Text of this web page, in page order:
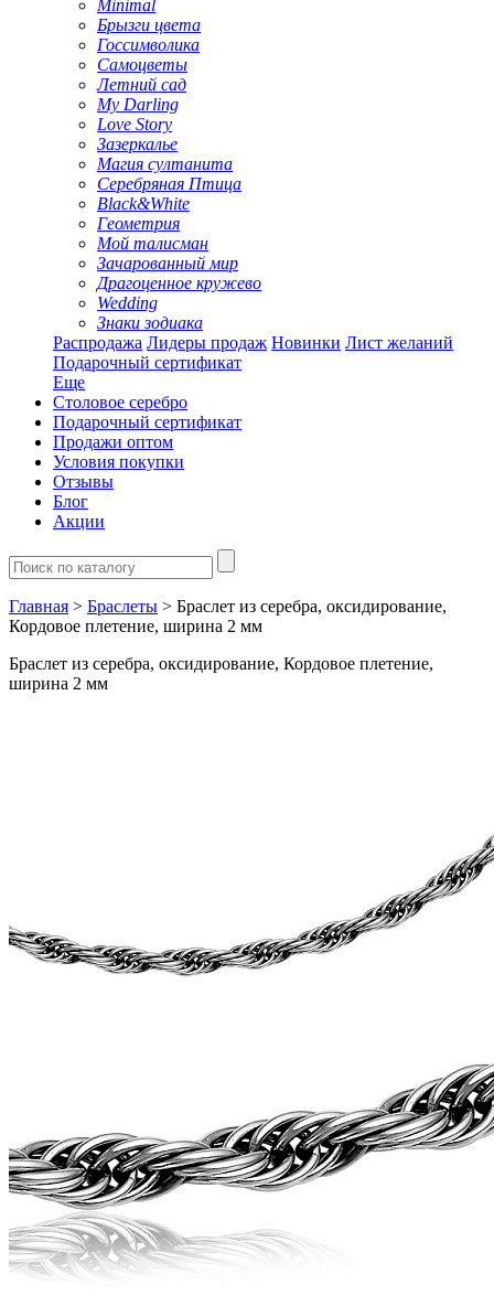
Minimal
Брызги цвета
Госсимволика
Самоцветы
Летний сад
My Darling
Love Story
Зазеркалье
Магия султанита
Серебряная Птица
Black&White
Геометрия
Мой талисман
Зачарованный мир
Драгоценное кружево
Wedding
Знаки зодиака
Распродажа Лидеры продаж Новинки Лист желаний
Подарочный сертификат
Еще
Столовое серебро
Подарочный сертификат
Продажи оптом
Условия покупки
Отзывы
Блог
Акции
Главная > Браслеты > Браслет из серебра, оксидирование,
Кордовое плетение, ширина 2 мм
Браслет из серебра, оксидирование, Кордовое плетение,
ширина 2 мм